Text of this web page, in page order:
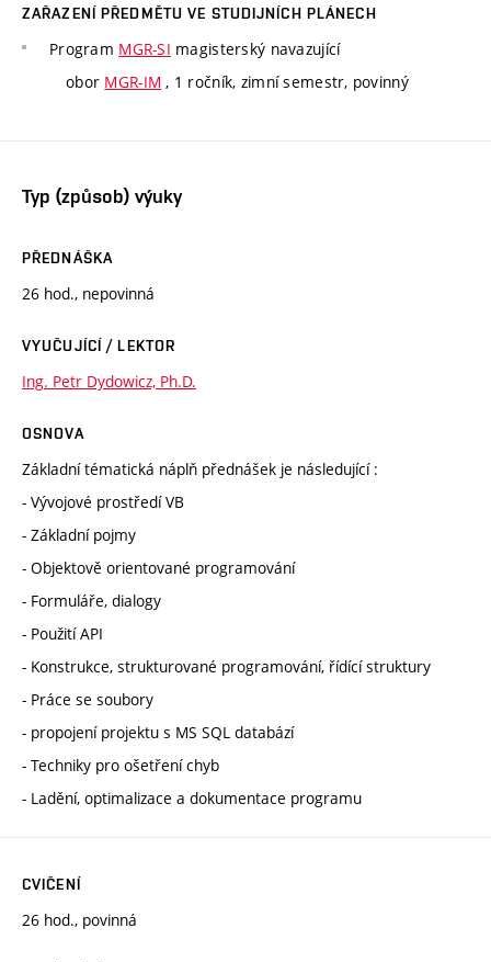
ZAŘAZENÍ PŘEDMĚTU VE STUDIJNÍCH PLÁNECH
Program MGR-SI magisterský navazující
obor MGR-IM , 1 ročník, zimní semestr, povinný
Typ (způsob) výuky
PŘEDNÁŠKA
26 hod., nepovinná
VYUČUJÍCÍ / LEKTOR
Ing. Petr Dydowicz, Ph.D.
OSNOVA
Základní tématická náplň přednášek je následující :
- Vývojové prostředí VB
- Základní pojmy
- Objektově orientované programování
- Formuláře, dialogy
- Použití API
- Konstrukce, strukturované programování, řídící struktury
- Práce se soubory
- propojení projektu s MS SQL databází
- Techniky pro ošetření chyb
- Ladění, optimalizace a dokumentace programu
CVIČENÍ
26 hod., povinná